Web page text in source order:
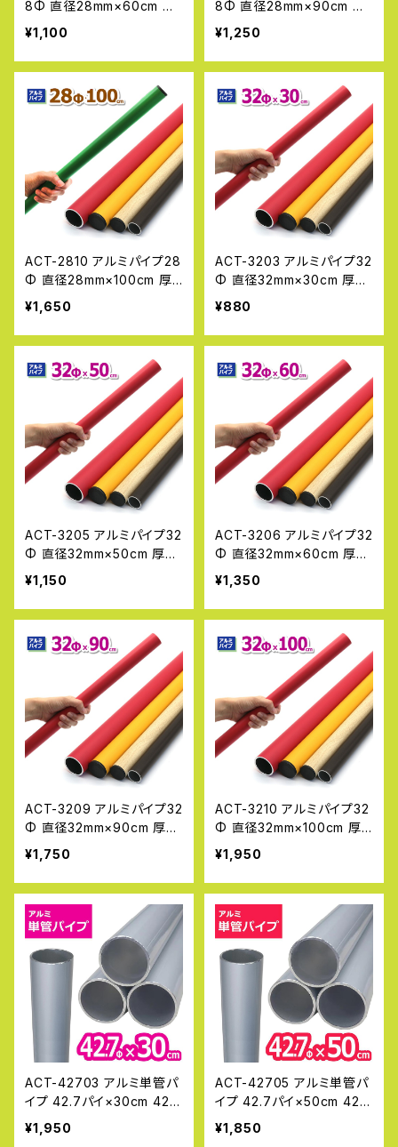
8Φ 直径28mm×60cm 厚
み1.2〜1.6ｍｍ DIY 工作
丸パイプ 金属素材 加工 単
管パイプ 補修 アルマックス
¥1,100
8Φ 直径28mm×90cm 厚
み1.2〜1.6ｍｍ DIY 工作
丸パイプ 金属素材 加工 単
管パイプ 補修 アルマックス
¥1,250
ACT-2810 アルミパイプ28
Φ 直径28mm×100cm 厚
み1.2〜1.6ｍｍ DIY 工作
丸パイプ 金属素材 加工 単
管パイプ 補修 アルマックス
¥1,650
ACT-3203 アルミパイプ32
Φ 直径32mm×30cm 厚み
2.0~2.3mm DIY 工作 丸パ
イプ 補修 アルマックス AL
¥880
ACT-3205 アルミパイプ32
Φ 直径32mm×50cm 厚み
2.0~2.3mm DIY 工作 丸パ
イプ 金属素材 加工 単管パ
イプ 補修 アルマックス AL
¥1,150
ACT-3206 アルミパイプ32
Φ 直径32mm×60cm 厚み
2.0~2.3mm DIY 工作 丸パ
イプ 金属素材 加工 単管パ
イプ 補修 アルマックス AL
¥1,350
ACT-3209 アルミパイプ32
Φ 直径32mm×90cm 厚み
2.0~2.3mm DIY 工作 丸パ
イプ 金属素材 加工 単管パ
イプ 補修 アルマックス AL
MAX
¥1,750
ACT-3210 アルミパイプ32
Φ 直径32mm×100cm 厚
み2.0~2.3mm DIY 工作 丸
パイプ 金属素材 加工 単管
パイプ 補修 アルマックス A
LMAX
¥1,950
ACT-42703 アルミ単管パ
イプ 42.7パイ×30cm 42.7
Φ 単管パイプ ジョイント ク
ランプ 規格 単管クランプ
¥1,950
ACT-42705 アルミ単管パ
イプ 42.7パイ×50cm 42.7
Φ 単管パイプ ジョイント ク
ランプ 規格 単管クランプ
¥1,850